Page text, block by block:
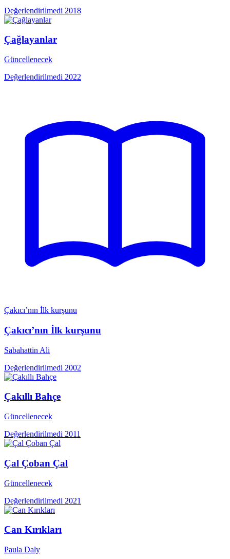
Değerlendirilmedi 2018
Çağlayanlar
Güncellenecek
Değerlendirilmedi 2022
Çakıcı’nın İlk kurşunu
Çakıcı’nın İlk kurşunu
Sabahattin Ali
Değerlendirilmedi 2002
Çakıllı Bahçe
Güncellenecek
Değerlendirilmedi 2011
Çal Çoban Çal
Güncellenecek
Değerlendirilmedi 2021
Can Kırıkları
Paula Daly